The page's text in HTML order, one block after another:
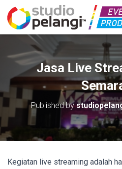
Jasa Live
Published by
Kegiatan live streaming adalah